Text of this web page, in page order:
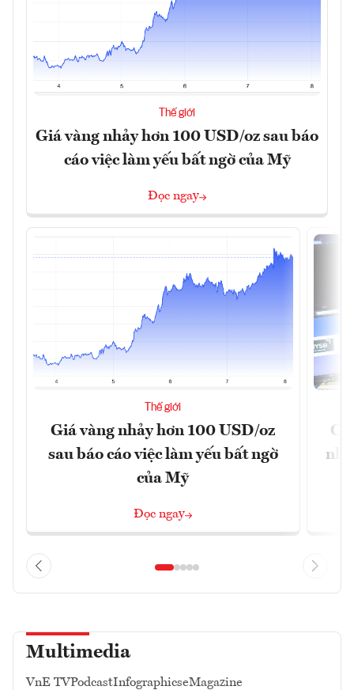
Thế giới
Giá vàng nhảy hơn 100 USD/oz sau báo
cáo việc làm yếu bất ngờ của Mỹ
Đọc ngay
Thế giới
Giá vàng nhảy hơn 100 USD/oz
sau báo cáo việc làm yếu bất ngờ
của Mỹ
Đọc ngay
Multimedia
VnE TVPodcastInfographicseMagazine